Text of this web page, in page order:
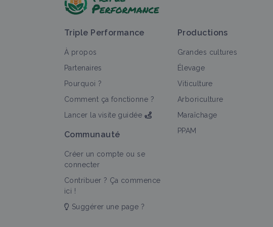
Tout
Triple Performance
À propos
Partenaires
Pourquoi ?
Comment ça fonctionne ?
Lancer la visite guidée
Communauté
Créer un compte ou se
connecter
Contribuer ? Ça commence
ici !
Suggérer une page ?
Productions
Grandes cultures
Élevage
Viticulture
Arboriculture
Maraîchage
PPAM